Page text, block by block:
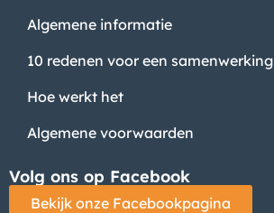
Algemene informatie
10 redenen voor een samenwerking
Hoe werkt het
Algemene voorwaarden
Volg ons op Facebook
Bekijk onze Facebookpagina